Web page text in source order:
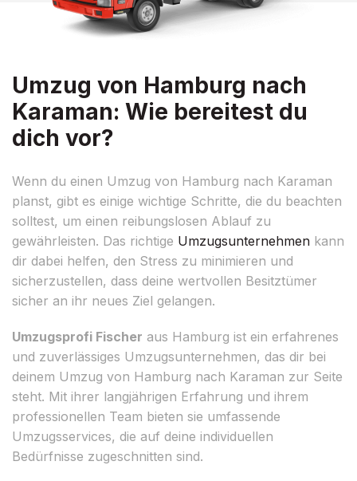
Umzug von Hamburg nach
Karaman: Wie bereitest du
dich vor?
Wenn du einen Umzug von Hamburg nach Karaman
planst, gibt es einige wichtige Schritte, die du beachten
solltest, um einen reibungslosen Ablauf zu
gewährleisten. Das richtige Umzugsunternehmen kann
dir dabei helfen, den Stress zu minimieren und
sicherzustellen, dass deine wertvollen Besitztümer
sicher an ihr neues Ziel gelangen.
Umzugsprofi Fischer aus Hamburg ist ein erfahrenes
und zuverlässiges Umzugsunternehmen, das dir bei
deinem Umzug von Hamburg nach Karaman zur Seite
steht. Mit ihrer langjährigen Erfahrung und ihrem
professionellen Team bieten sie umfassende
Umzugsservices, die auf deine individuellen
Bedürfnisse zugeschnitten sind.